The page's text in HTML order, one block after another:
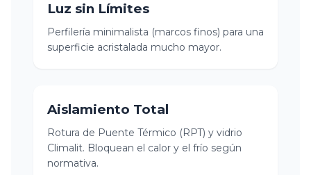
Luz sin Límites
Perfilería minimalista (marcos finos) para una
superficie acristalada mucho mayor.
Aislamiento Total
Rotura de Puente Térmico (RPT) y vidrio
Climalit. Bloquean el calor y el frío según
normativa.